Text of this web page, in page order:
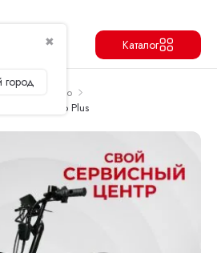
✖
город
Каталог
Kugoo
V3 Pro Plus
Перейти в корзину